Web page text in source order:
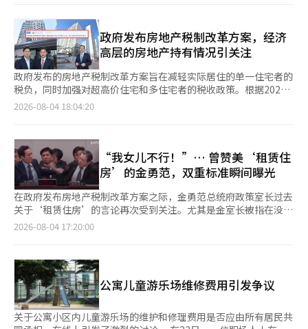
归类为非居住1住宅，从而成为综合税的纳税对象。 A先生举例
称，对于一套公告价格为1.4亿韩元的房屋，普通的实际居住1住宅
者可以享受1.4亿韩元的免税额，而获得实际居住豁免的购房者则
被归类为非居住1住宅，仅能享受9000万韩元的免税额。因此，免
税差额5000万韩元将被纳入征税标准，可能需要缴纳综合税。 他
还指出，如果是共同持有的情况，负担可能会更大。 A先生表
示：“如果共同持有一套公告价格为1.8亿韩元的房屋，普通的实
际居住1住宅者各自可以享受9000万韩元的免税额，而获得实际居
免税额从1.8亿韩元降至8000万韩元。”他进一步解释道：“最
终，差额1亿韩元将由共同持有者承担综合税。” 此外，税制改革
方案中虽然包含了因特殊原因暂时非居住的情况可以被认定为居住
的内容，但获得实际居住豁免的购房者并未被列入该例外对象。 A
先生感慨道：“我因为政府说的实际居住豁免而购房，几个月后却
变成了‘你是非居住1住宅投机者，必须缴纳综合税’的局
面。”他表示：“我信任政府，结果却在一夜之间被当作投机者，
面临惩罚性征税的现实让我感到无比苦恼。” 该帖子在网上迅速
好，政策变化频繁，导致了这种荒唐的情况。”他担忧道：“如果
数量多可能还好，但数量少的话就会被忽视，真是让人感到无
奈。” 韩国保健福利医疗公团的C先生也表示：“他们自己制造了
太多例外，可能连这些都记不住，干脆就这样放任，造成了受害
者，是否可以提出异议？真是太冤屈了。” 此外，网友们也指
员在深夜仍坚守现场，检查恢复情况，确保居民安全和解决生活不
便。 在炎热的天气下，空调停止运作，郡政府为确保居民安全，
安排部分居民前往南岳室内综合体育馆进行临时避难。同时，郡政
府员工亲自提着饮用水，爬楼将水送到每个家庭，持续开展现场支
持活动。 参与现场支持的公职人员在无法使用电梯的情况下，多
次上下楼梯为居民送水，并细心了解老年人和弱势群体的需求。
一名参与现场支持的公职人员表示：“在楼梯上上下下为居民提供
支持，感觉就像是在战斗中训练一样紧张。”他补充道：“最希望
人员，调查火灾原因，并持续进行电力恢复工作，直到深夜。 金
山郡守也前往现场检查恢复情况，并指示与相关机构密切合作。
金山郡守表示：“最重要的是以居民为先，尽量减少居民的不
便。”他承诺：“在恢复完成之前，将动员一切行政力量，尽全力
保障居民安全和生活支持。” 此次停电事件虽然给居民带来了突
如其来的不便，但无安郡的公职人员和韩国电力公司的员工齐心协
力，迅速开展恢复和居民支持工作，展现了在危机情况下的行政责
任感和以居民为中心的行政形象。 此外，无安郡将持续管理现场
成。※ 本报道经人工智能（AI）系统翻译与编辑。
政府发布房地产税制改革方案，经济
高层的房地产持有情况引关注
政府发布的房地产税制改革方案旨在减轻实际居住的单一住宅者的
税负，同时加强对超高价住宅和多住宅者的税收政策。根据2026
年税制改革方案，实际居住的单一住宅者的综合房地产税基本扣除
相反，针对超高价住宅和多住宅者，政府计划逐步加强综合房地产
税和资本利得税的负担。 具允哲副总理兼企划财政部部长在发布
改革方案时表示：“房子不是买的，而是居住的地方，我们将致力
于建立以居住为中心的房地产市场。” 此项公告发布后，具副总
理及其他经济政策负责人所持有的房地产情况再次引起关注。 根
据目前公开的公职人员财产资料，具允哲副总理、李亿权金融委员
会主席和金用范总统室政策室长均持有过去购买的重建公寓，且这
些住宅已产生了可观的市场差价。截止2026年8月4日，公开资料
名义持有位于首尔江南区开浦洞的D.H.首尔公寓。该住宅于2013年
在重建前以约8亿9100万韩元的价格通过拍卖获得，经过重建后成
为现在的公寓。公开资料显示，在重建前，该住宅并未实际居住，
而是出租，目前仍在持有中。最近的市场价格约为50亿韩元左右。
具副总理曾最多持有4处住宅，但在文在寅政府时期根据高层公职
人员多住宅处置的建议，出售了3处，目前仅持有该江南公寓。 李
2026-08-04 18:04:20
“我女儿不行！”… 曾赞美‘租赁住
房’的金勇范，双重标准瞬间曝光
在政府发布房地产税制改革方案之际，金勇范总统府政策室长过去
关于‘租赁住房’的言论再次受到关注。尤其是金室长被指在没有
实际居住的情况下，获得数十亿韩元的市场差价，他在国会对租赁
11月18日国会运营委员会上回答问题的视频被广泛传播。 当时，
国会运营委员会的金恩惠国民力量议员在询问公共租赁住房政策
时，向金室长提问：“你能让你的女儿住在租赁住房里吗？” 对
此，金室长回应道：“别这么说”，“怎么能把家人牵扯进来
呢”，并突然提高了音量。随后，金室长表现出激动的反应，甚至
2026-08-04 17:20:00
公寓儿童游乐场维修费用引发争议
关于公寓小区内儿童游乐场的维护和修理费用是否应由所有居民共